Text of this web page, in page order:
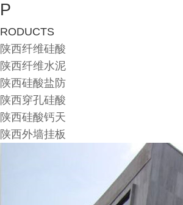
P
RODUCTS
陕西纤维硅酸
陕西纤维水泥
陕西硅酸盐防
陕西穿孔硅酸
陕西硅酸钙天
陕西外墙挂板